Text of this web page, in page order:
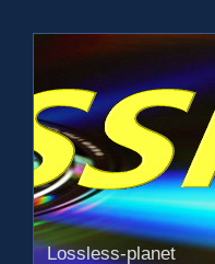
Lossless-planet